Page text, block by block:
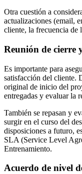
Otra cuestión a
actualizaciones (email,
cliente, la frecuencia de
Reunión de cierre
Es importante para
satisfacción del cliente.
original de inicio del
entregadas y evaluar la
También se repasan y
surgir en el curso del
disposiciones a futuro,
SLA (Service Level
Entrenamiento.
Acuerdo de nivel